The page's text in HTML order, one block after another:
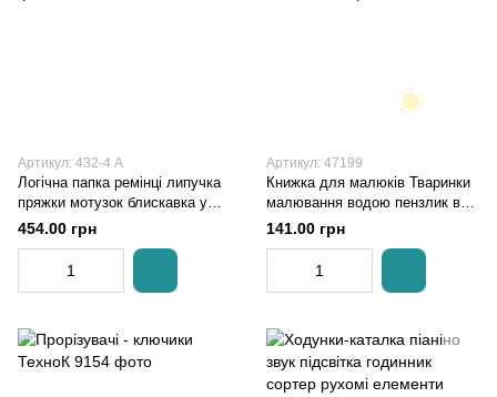
Артикул: 432-4 A
Логічна папка ремінці липучка
пряжки мотузок блискавка у
коробці
454.00 грн
Артикул: 47199
Книжка для малюків Тваринки
малювання водою пензлик в
пакеті 4FUN Game Club
141.00 грн